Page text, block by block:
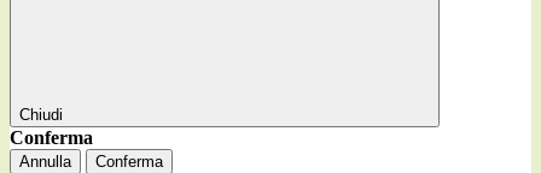
Chiudi
Conferma
Annulla Conferma